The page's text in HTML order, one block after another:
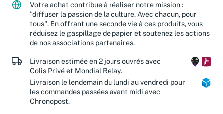
Votre achat contribue à réaliser notre mission :
"diffuser la passion de la culture. Avec chacun, pour
tous". En offrant une seconde vie à ces produits, vous
réduisez le gaspillage de papier et soutenez les actions
de nos associations partenaires.
Livraison estimée en 2 jours ouvrés avec
Colis Privé et Mondial Relay.
Livraison le lendemain du lundi au vendredi pour
les commandes passées avant midi avec
Chronopost.